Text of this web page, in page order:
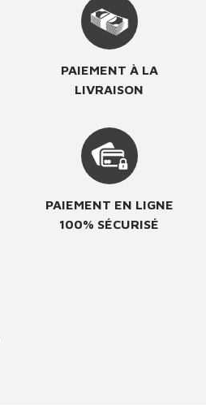
PAIEMENT À LA
LIVRAISON
PAIEMENT EN LIGNE
100% SÉCURISÉ